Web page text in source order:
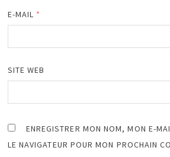
E-MAIL *
SITE WEB
ENREGISTRER MON NOM, MON E-
LE NAVIGATEUR POUR MON PROCHAIN